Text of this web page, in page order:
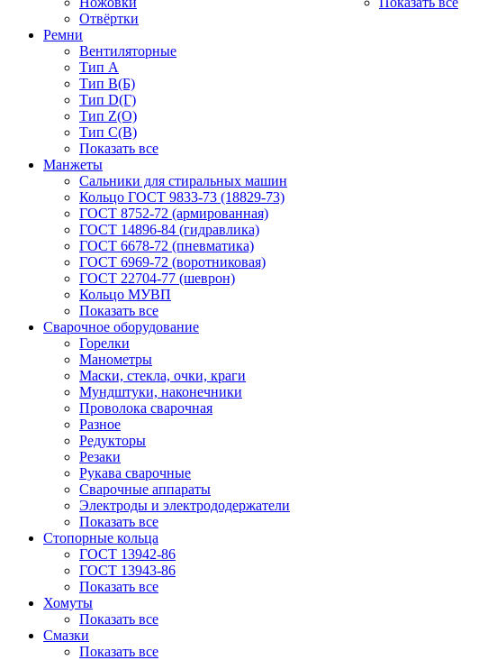
Отвёртки
Ремни
Вентиляторные
Тип A
Тип B(Б)
Тип D(Г)
Тип Z(O)
Тип С(В)
Показать все
Манжеты
Сальники для стиральных машин
Кольцо ГОСТ 9833-73 (18829-73)
ГОСТ 8752-72 (армированная)
ГОСТ 14896-84 (гидравлика)
ГОСТ 6678-72 (пневматика)
ГОСТ 6969-72 (воротниковая)
ГОСТ 22704-77 (шеврон)
Кольцо МУВП
Показать все
Сварочное оборудование
Горелки
Манометры
Маски, стекла, очки, краги
Мундштуки, наконечники
Проволока сварочная
Разное
Редукторы
Резаки
Рукава сварочные
Сварочные аппараты
Электроды и электрододержатели
Показать все
Стопорные кольца
ГОСТ 13942-86
ГОСТ 13943-86
Показать все
Хомуты
Показать все
Смазки
Показать все